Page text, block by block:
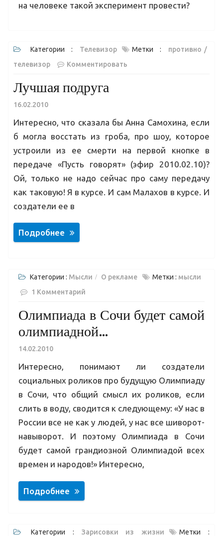
на человеке такой эксперимент провести?
Категории : Телевизор Метки : противно
телевизор
Комментировать
Лучшая подруга
16.02.2010
Интересно, что сказала бы Анна Самохина, если
б могла восстать из гроба, про шоу, которое
устроили из ее смерти на первой кнопке в
передаче «Пусть говорят» (эфир 2010.02.10)?
Ой, только не надо сейчас про саму передачу
как таковую! Я в курсе. И сам Малахов в курсе. И
создатели ее в
Подробнее
Категории : Мысли О рекламе Метки : мысли
1 Комментарий
Олимпиада в Сочи будет самой
олимпиадной…
14.02.2010
Интересно, понимают ли создатели
социальных роликов про будущую Олимпиаду
в Сочи, что общий смысл их роликов, если
слить в воду, сводится к следующему: «У нас в
России все не как у людей, у нас все шиворот-
навыворот. И поэтому Олимпиада в Сочи
будет самой грандиозной Олимпиадой всех
времен и народов!» Интересно,
Подробнее
Категории : Зарисовки из жизни Метки :